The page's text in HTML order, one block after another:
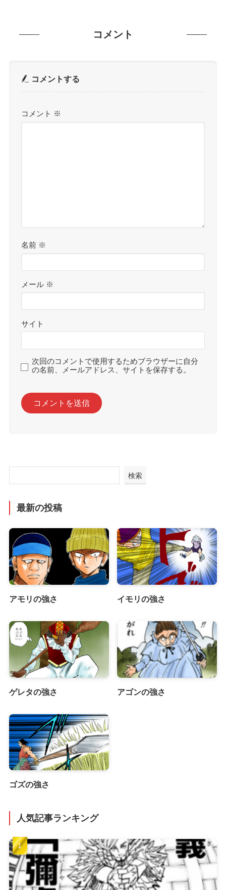
コメント
コメントする
コメント ※
名前 ※
メール ※
サイト
次回のコメントで使用するためブラウザーに自分
の名前、メールアドレス、サイトを保存する。
検索
最新の投稿
アモリの強さ イモリの強さ
ゲレタの強さ アゴンの強さ
ゴズの強さ
人気記事ランキング